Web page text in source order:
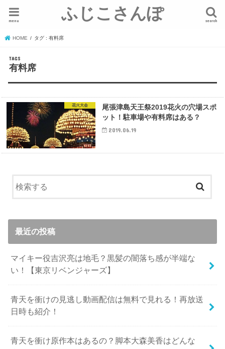
ふじこさんぽ search
menu
HOME タグ : 有料席
有料席
花火大会
尾張津島天王祭2019花火の穴場スポ
ット！駐車場や有料席はある？
2019.06.19
最近の投稿
マイキー役吉沢亮は地毛？黒髪の闇落ち感が半端な
い！【東京リベンジャーズ】
青天を衝けの見逃し動画配信は無料で見れる！再放送
日時も紹介！
青天を衝け原作本はあるの？脚本大森美香はどんな